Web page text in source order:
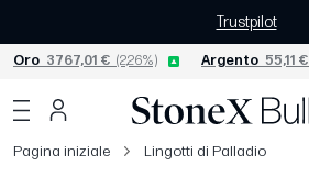
Trustpilot
Oro 3767,01 € (2,26%) Argento 55,11 €
Pagina iniziale Lingotti di Palladio